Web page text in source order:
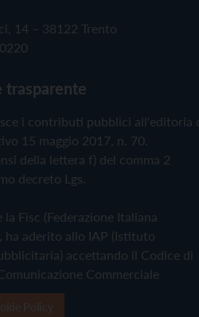
14 – 38122 Trento
trasparente
i contributi pubblici all'editoria
15 maggio 2017, n. 70.
della lettera f) del comma 2
decreto Lgs.
Fisc (Federazione Italiana
ha aderito allo IAP (Istituto
accettando il Codice di
Commerciale